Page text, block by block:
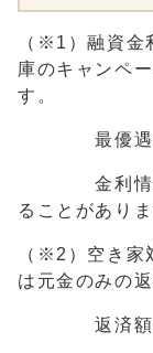
（※1）融資金
庫のキャンペ
す。
最優遇金利
金利情勢に
ることがありま
（※2）空き家
は元金のみの
返済額は任